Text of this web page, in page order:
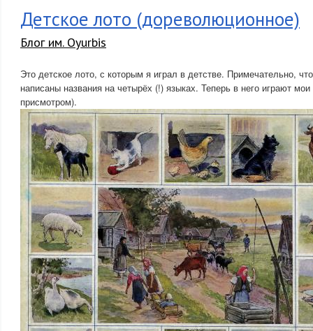
Детское лото (дореволюционное)
Блог им. Oyurbis
Это детское лото, с которым я играл в детстве. Примечательно,
написаны названия на четырёх (!) языках. Теперь в него играют
присмотром).